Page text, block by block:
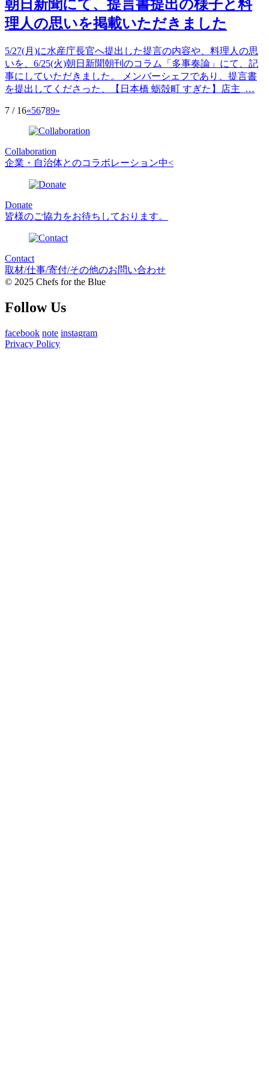
朝日新聞にて、提言書提出の様子と料
理人の思いを掲載いただきました
5/27(月)に水産庁長官へ提出した提言の内容や、料理人の思
いを、6/25(火)朝日新聞朝刊のコラム「多事奏論」にて、記
事にしていただきました。 メンバーシェフであり、提言書
を提出してくださった、【日本橋 蛎殻町 すぎた】店主 …
7 / 16«56789»
Collaboration
企業・自治体とのコラボレーション中<
Donate
皆様のご協力をお待ちしております。
Contact
取材/仕事/寄付/その他のお問い合わせ
© 2025 Chefs for the Blue
Follow Us
facebook note instagram
Privacy Policy